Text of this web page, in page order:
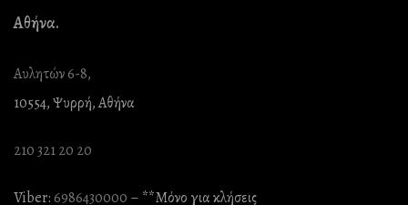
Αθήνα.
Αυλητών 6-8,
10554, Ψυρρή, Αθήνα
210 321 20 20
Viber:6986430000 – **Mόνο για κλήσεις